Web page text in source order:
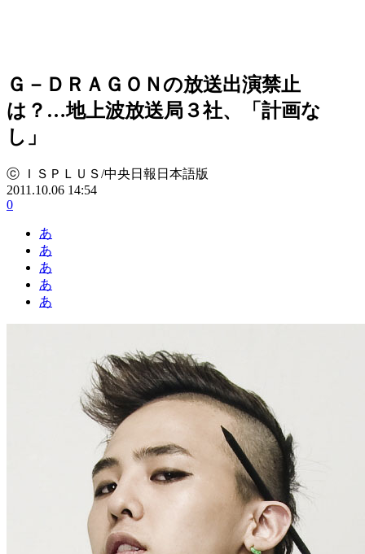
Ｇ－ＤＲＡＧＯＮの放送出演禁止
は？…地上波放送局３社、「計画な
し」
ⓒ ＩＳＰＬＵＳ/中央日報日本語版
2011.10.06 14:54
0
あ
あ
あ
あ
あ